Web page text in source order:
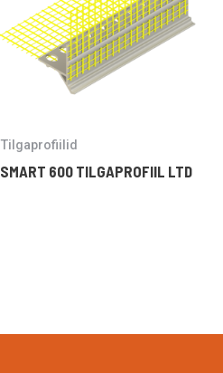
Tilgaprofiilid
SMART 600 TILGAPROFIIL LTD